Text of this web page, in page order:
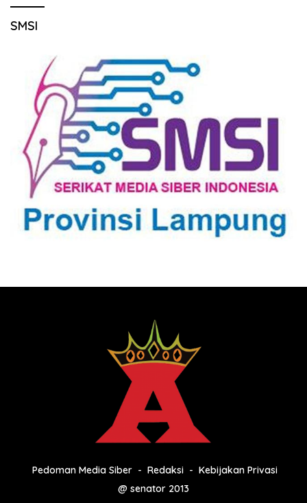
SMSI
Pedoman Media Siber Redaksi
Kebijakan Privasi
@ senator 2013